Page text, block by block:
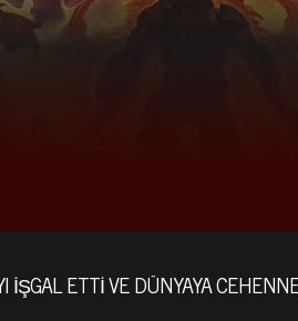
ETTI VE DÜNYAYA